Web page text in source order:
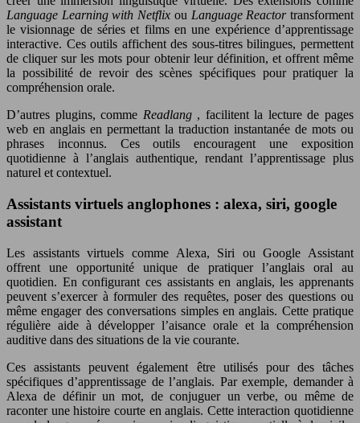
Language Learning with Netflix ou Language Reactortransforment
le visionnage de séries et films en une expérience d’apprentissage
interactive. Ces outils affichent des sous-titres bilingues, permettent
de cliquer sur les mots pour obtenir leur définition, et offrent même
la possibilité de revoir des scènes spécifiques pour pratiquer la
compréhension orale.
D’autres plugins, comme Readlang , facilitent la lecture de pages
web en anglais en permettant la traduction instantanée de mots ou
phrases inconnus. Ces outils encouragent une exposition
quotidienne à l’anglais authentique, rendant l’apprentissage plus
naturel et contextuel.
Assistants virtuels anglophones : alexa, siri, google
assistant
Les assistants virtuels comme Alexa, Siri ou Google Assistant
offrent une opportunité unique de pratiquer l’anglais oral au
quotidien. En configurant ces assistants en anglais, les apprenants
peuvent s’exercer à formuler des requêtes, poser des questions ou
même engager des conversations simples en anglais. Cette pratique
régulière aide à développer l’aisance orale et la compréhension
auditive dans des situations de la vie courante.
Ces assistants peuvent également être utilisés pour des tâches
spécifiques d’apprentissage de l’anglais. Par exemple, demander à
Alexa de définir un mot, de conjuguer un verbe, ou même de
raconter une histoire courte en anglais. Cette interaction quotidienne